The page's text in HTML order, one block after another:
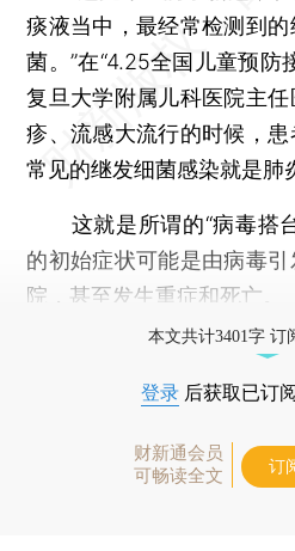
痰液当中，最经常检测到
菌。”在“4.25全国儿童预防
复旦大学附属儿科医院主
疹、流感大流行的时候，
常见的继发细菌感染就是肺
这就是所谓的“病毒搭
的初始症状可能是由病毒
院，甚至发生重症和死亡。
本文共计3401字 订
登录 后获取已订
财新通会员
可畅读全文
订